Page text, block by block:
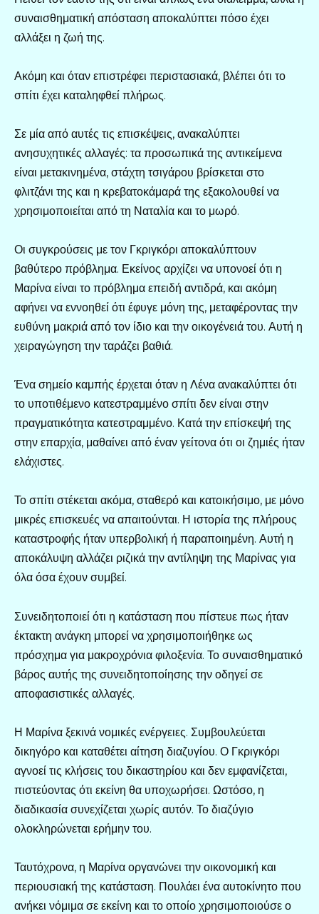
συναισθηματική απόσταση αποκαλύπτει πόσο έχει
αλλάξει η ζωή της.
Ακόμη και όταν επιστρέφει περιστασιακά, βλέπει ότι το
σπίτι έχει καταληφθεί πλήρως.
Σε μία από αυτές τις επισκέψεις, ανακαλύπτει
ανησυχητικές αλλαγές: τα προσωπικά της αντικείμενα
είναι μετακινημένα, στάχτη τσιγάρου βρίσκεται στο
φλιτζάνι της και η κρεβατοκάμαρά της εξακολουθεί να
χρησιμοποιείται από τη Ναταλία και το μωρό.
Οι συγκρούσεις με τον Γκριγκόρι αποκαλύπτουν
βαθύτερο πρόβλημα. Εκείνος αρχίζει να υπονοεί ότι η
Μαρίνα είναι το πρόβλημα επειδή αντιδρά, και ακόμη
αφήνει να εννοηθεί ότι έφυγε μόνη της, μεταφέροντας την
ευθύνη μακριά από τον ίδιο και την οικογένειά του. Αυτή η
χειραγώγηση την ταράζει βαθιά.
Ένα σημείο καμπής έρχεται όταν η Λένα ανακαλύπτει ότι
το υποτιθέμενο κατεστραμμένο σπίτι δεν είναι στην
πραγματικότητα κατεστραμμένο. Κατά την επίσκεψή της
στην επαρχία, μαθαίνει από έναν γείτονα ότι οι ζημιές ήταν
ελάχιστες.
Το σπίτι στέκεται ακόμα, σταθερό και κατοικήσιμο, με μόνο
μικρές επισκευές να απαιτούνται. Η ιστορία της πλήρους
καταστροφής ήταν υπερβολική ή παραποιημένη. Αυτή η
αποκάλυψη αλλάζει ριζικά την αντίληψη της Μαρίνας για
όλα όσα έχουν συμβεί.
Συνειδητοποιεί ότι η κατάσταση που πίστευε πως ήταν
έκτακτη ανάγκη μπορεί να χρησιμοποιήθηκε ως
πρόσχημα για μακροχρόνια φιλοξενία. Το συναισθηματικό
βάρος αυτής της συνειδητοποίησης την οδηγεί σε
αποφασιστικές αλλαγές.
Η Μαρίνα ξεκινά νομικές ενέργειες. Συμβουλεύεται
δικηγόρο και καταθέτει αίτηση διαζυγίου. Ο Γκριγκόρι
αγνοεί τις κλήσεις του δικαστηρίου και δεν εμφανίζεται,
πιστεύοντας ότι εκείνη θα υποχωρήσει. Ωστόσο, η
διαδικασία συνεχίζεται χωρίς αυτόν. Το διαζύγιο
ολοκληρώνεται ερήμην του.
Ταυτόχρονα, η Μαρίνα οργανώνει την οικονομική και
περιουσιακή της κατάσταση. Πουλάει ένα αυτοκίνητο που
ανήκει νόμιμα σε εκείνη και το οποίο χρησιμοποιούσε ο